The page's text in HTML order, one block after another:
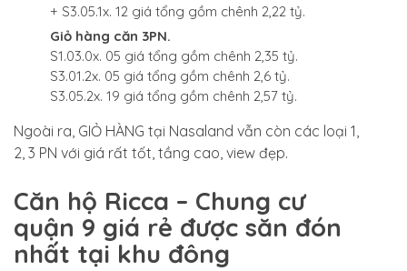
+ S3.05.1x. 12 giá tổng gồm chênh 2,22 tỷ.
Giỏ hàng căn 3PN.
S1.03.0x. 05 giá tổng gồm chênh 2,35 tỷ.
S3.01.2x. 05 giá tổng gồm chênh 2,6 tỷ.
S3.05.2x. 19 giá tổng gồm chênh 2,57 tỷ.
Ngoài ra, GIỎ HÀNG tại Nasaland vẫn còn các loại 1,
2, 3 PN với giá rất tốt, tầng cao, view đẹp.
Căn hộ Ricca – Chung cư
quận 9 giá rẻ được săn đón
nhất tại khu đông